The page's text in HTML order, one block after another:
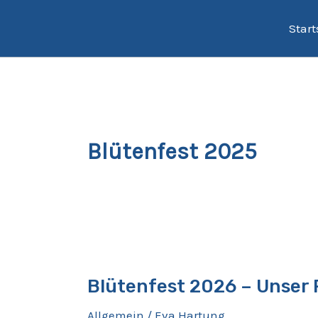
Blütenfest 2025
Blütenfest 2026 – Unser
Allgemein / Eva Hartung
–